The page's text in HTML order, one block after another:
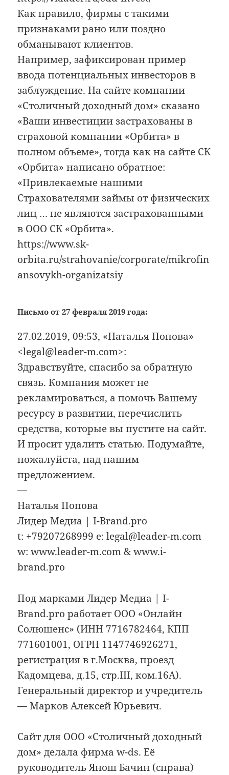
Как правило, фирмы с такими
признаками рано или поздно
обманывают клиентов.
Например, зафиксирован пример
ввода потенциальных инвесторов в
заблуждение. На сайте компании
«Столичный доходный дом» сказано
«Ваши инвестиции застрахованы в
страховой компании «Орбита» в
полном объеме», тогда как на сайте СК
«Орбита» написано обратное:
«Привлекаемые нашими
Страхователями займы от физических
лиц … не являются застрахованными
в ООО СК «Орбита».
https://www.sk-
orbita.ru/strahovanie/corporate/mikrofin
ansovykh-organizatsiy
Письмо от 27 февраля 2019 года:
27.02.2019, 09:53, «Наталья Попова»
<legal@leader-m.com>:
Здравствуйте, спасибо за обратную
связь. Компания может не
рекламироваться, а помочь Вашему
ресурсу в развитии, перечислить
средства, которые вы пустите на сайт.
И просит удалить статью. Подумайте,
пожалуйста, над нашим
предложением.
—
Наталья Попова
Лидер Медиа | I-Brand.pro
t: +79207268999 e: legal@leader-m.com
w: www.leader-m.com & www.i-
brand.pro
Под марками Лидер Медиа | I-
Brand.pro работает ООО «Онлайн
Солюшенс» (ИНН 7716782464, КПП
771601001, ОГРН 1147746926271,
регистрация в г.Москва, проезд
Кадомцева, д.15, стр.III, ком.16А).
Генеральный директор и учредитель
— Марков Алексей Юрьевич.
Сайт для ООО «Столичный доходный
дом» делала фирма w-ds. Её
руководитель Янош Бачин (справа)